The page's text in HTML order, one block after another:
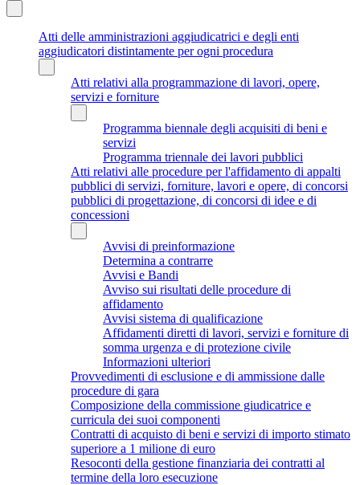
Atti delle amministrazioni aggiudicatrici e degli enti
aggiudicatori distintamente per ogni procedura
Atti relativi alla programmazione di lavori, opere,
servizi e forniture
Programma biennale degli acquisiti di beni e
servizi
Programma triennale dei lavori pubblici
Atti relativi alle procedure per l'affidamento di appalti
pubblici di servizi, forniture, lavori e opere, di concorsi
pubblici di progettazione, di concorsi di idee e di
concessioni
Avvisi di preinformazione
Determina a contrarre
Avvisi e Bandi
Avviso sui risultati delle procedure di
affidamento
Avvisi sistema di qualificazione
Affidamenti diretti di lavori, servizi e forniture di
somma urgenza e di protezione civile
Informazioni ulteriori
Provvedimenti di esclusione e di ammissione dalle
procedure di gara
Composizione della commissione giudicatrice e
curricula dei suoi componenti
Contratti di acquisto di beni e servizi di importo stimato
superiore a 1 milione di euro
Resoconti della gestione finanziaria dei contratti al
termine della loro esecuzione